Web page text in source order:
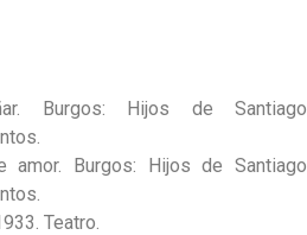
Burgos: Hijos de Santiago
Burgos: Hijos de Santiago
Teatro.